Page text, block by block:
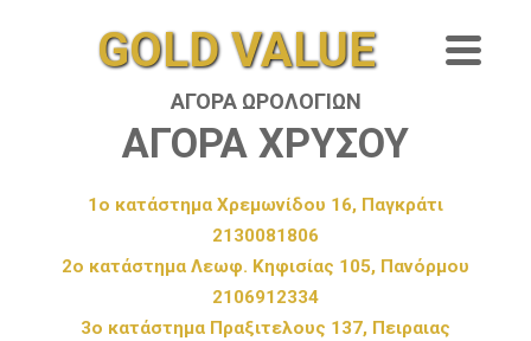
GOLD VALUE
ΑΓΟΡΑ ΩΡΟΛΟΓΙΩΝ
ΑΓΟΡΑ ΧΡΥΣΟΥ
1ο κατάστημα Χρεμωνίδου 16, Παγκράτι
2130081806
2ο κατάστημα Λεωφ. Κηφισίας 105, Πανόρμου
2106912334
3ο κατάστημα Πραξιτελους 137, Πειραιας